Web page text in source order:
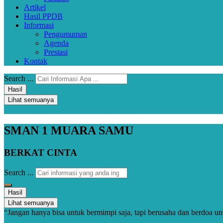
Artikel
Hasil PPDB
Informasi
Pengumuman
Agenda
Prestasi
Kontak
Search ...
Hasil
Lihat semuanya
SMAN 1 MUARA SAMU
BERKAT CINTA
Search ...
Hasil
Lihat semuanya
“Jangan hanya bisa untuk bermimpi saja, tapi berusaha dan berdoa